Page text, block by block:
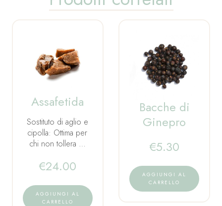
Assafetida
Sostituto di aglio e
cipolla: Ottima per
chi non tollera …
€24.00
AGGIUNGI AL
CARRELLO
Bacche di
Ginepro
€5.30
AGGIUNGI AL
CARRELLO